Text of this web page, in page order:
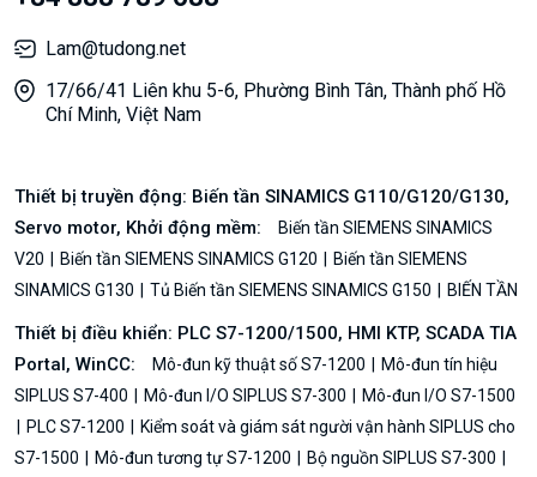
Lam@tudong.net
17/66/41 Liên khu 5-6, Phường Bình Tân, Thành phố Hồ
Chí Minh, Việt Nam
Thiết bị truyền động: Biến tần SINAMICS G110/G120/G130,
Servo motor, Khởi động mềm:
Biến tần SIEMENS SINAMICS
V20
Biến tần SIEMENS SINAMICS G120
Biến tần SIEMENS
SINAMICS G130
Tủ Biến tần SIEMENS SINAMICS G150 BIẾN TẦN
Thiết bị điều khiển: PLC S7-1200/1500, HMI KTP, SCADA TIA
Portal, WinCC:
Mô-đun kỹ thuật số S7-1200
Mô-đun tín hiệu
SIPLUS S7-400
Mô-đun I/O SIPLUS S7-300
Mô-đun I/O S7-1500
PLC S7-1200
Kiểm soát và giám sát người vận hành SIPLUS cho
S7-1500
Mô-đun tương tự S7-1200
Bộ nguồn SIPLUS S7-300